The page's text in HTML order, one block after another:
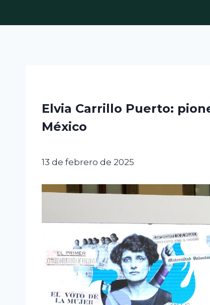
Elvia Carrillo Puerto:
México
13 de febrero de 2025